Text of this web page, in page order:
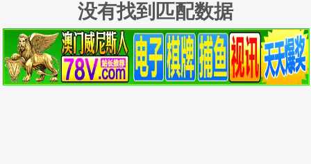
没有找到匹配数据